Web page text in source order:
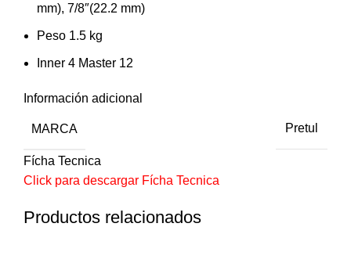
mm), 7/8″(22.2 mm)
Peso 1.5 kg
Inner 4 Master 12
Información adicional
MARCA Pretul
Fícha Tecnica
Click para descargar Fícha Tecnica
Productos relacionados